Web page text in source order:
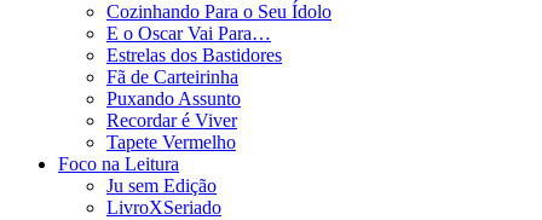
Cozinhando Para o Seu Ídolo
E o Oscar Vai Para…
Estrelas dos Bastidores
Fã de Carteirinha
Puxando Assunto
Recordar é Viver
Tapete Vermelho
Foco na Leitura
Ju sem Edição
LivroXSeriado